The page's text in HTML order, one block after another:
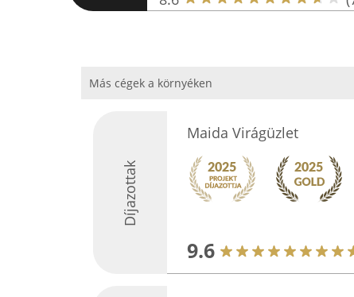
Más cégek a környéken
Díjazottak
Maida Virágüzlet
9.6